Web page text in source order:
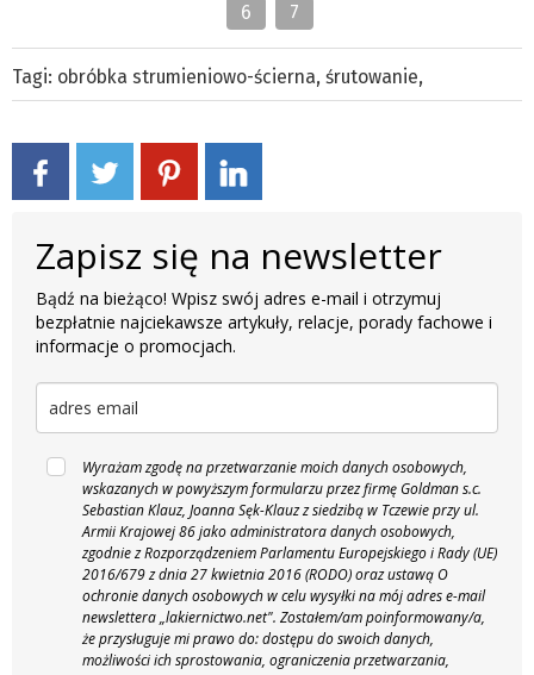
6
7
Tagi: obróbka strumieniowo-ścierna, śrutowanie,
Zapisz się na newsletter
Bądź na bieżąco! Wpisz swój adres e-mail i otrzymuj
bezpłatnie najciekawsze artykuły, relacje, porady fachowe i
informacje o promocjach.
Wyrażam zgodę na przetwarzanie moich danych osobowych,
wskazanych w powyższym formularzu przez firmę Goldman s.c.
Sebastian Klauz, Joanna Sęk-Klauz z siedzibą w Tczewie przy ul.
Armii Krajowej 86 jako administratora danych osobowych,
zgodnie z Rozporządzeniem Parlamentu Europejskiego i Rady (UE)
2016/679 z dnia 27 kwietnia 2016 (RODO) oraz ustawą O
ochronie danych osobowych w celu wysyłki na mój adres e-mail
newslettera „lakiernictwo.net". Zostałem/am poinformowany/a,
że przysługuje mi prawo do: dostępu do swoich danych,
możliwości ich sprostowania, ograniczenia przetwarzania,